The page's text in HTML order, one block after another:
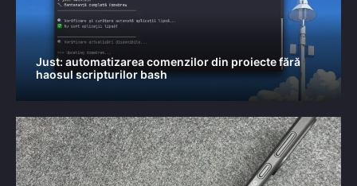
Just: automatizarea comenzilor din proiecte fără
haosul scripturilor bash